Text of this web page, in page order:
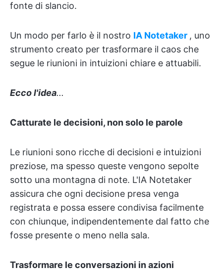
fonte di slancio.
Un modo per farlo è il nostro IA Notetaker , uno
strumento creato per trasformare il caos che
segue le riunioni in intuizioni chiare e attuabili.
Ecco l'idea...
Catturate le decisioni, non solo le parole
Le riunioni sono ricche di decisioni e intuizioni
preziose, ma spesso queste vengono sepolte
sotto una montagna di note. L'IA Notetaker
assicura che ogni decisione presa venga
registrata e possa essere condivisa facilmente
con chiunque, indipendentemente dal fatto che
fosse presente o meno nella sala.
Trasformare le conversazioni in azioni